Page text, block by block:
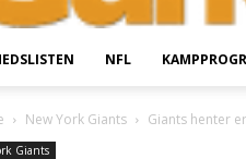
NFL
New York Giants Giants henter
Giants